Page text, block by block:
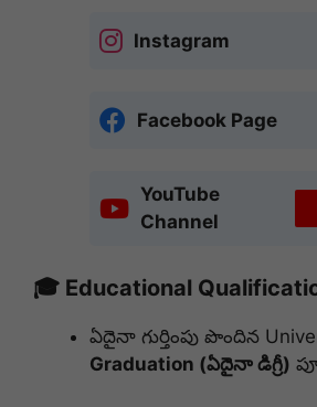
Instagram
Facebook Page
YouTube
Channel
🎓 Educational
ఏదైనా గుర్తింపు పొందిన
Graduation (ఏదైనా డిగ్రీ)